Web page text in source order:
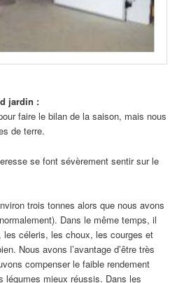
jardin :
faire le bilan de la saison, mais nous
de terre.
se font sévèrement sentir sur le
trois tonnes alors que nous avons
Dans le même temps, il
les céleris, les choux, les courges et
Nous avons l’avantage d’être très
compenser le faible rendement
légumes mieux réussis. Dans les